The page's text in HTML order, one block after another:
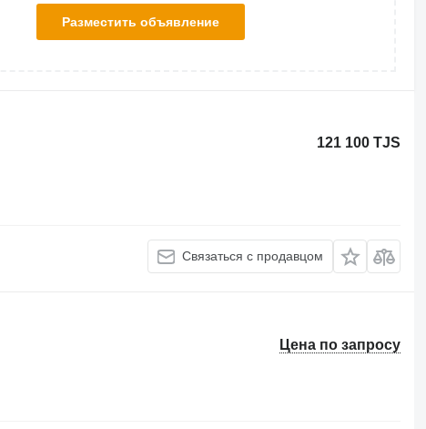
Разместить объявление
121 100 TJS
Связаться с продавцом
Цена по запросу